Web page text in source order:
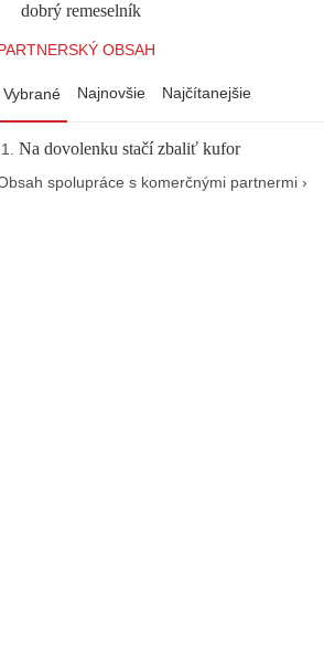
dobrý remeselník
OBSAH
Vybrané Najnovšie Najčítanejšie
Na dovolenku stačí zbaliť kufor
spolupráce s komerčnými partnermi ›